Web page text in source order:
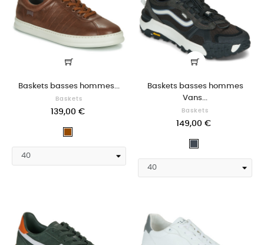
Baskets basses hommes...
Baskets
139,00 €
Baskets basses hommes
Vans...
Baskets
149,00 €